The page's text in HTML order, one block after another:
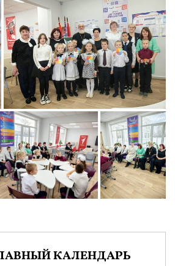
КАЛЕНДАРЬ